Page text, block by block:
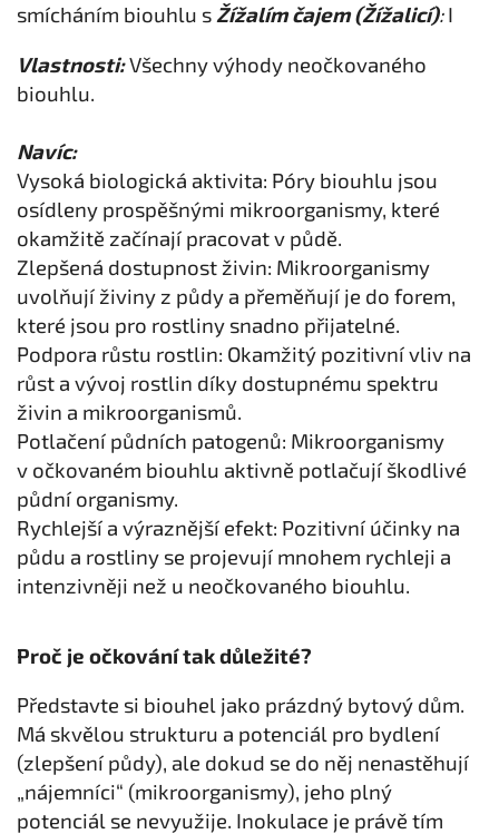
smícháním biouhlu s Žížalím čajem (Žížalicí):I
Vlastnosti:Všechny výhody neočkovaného
biouhlu.
Navíc:
Vysoká biologická aktivita: Póry biouhlu jsou
osídleny prospěšnými mikroorganismy, které
okamžitě začínají pracovat v půdě.
Zlepšená dostupnost živin: Mikroorganismy
uvolňují živiny z půdy a přeměňují je do forem,
které jsou pro rostliny snadno přijatelné.
Podpora růstu rostlin: Okamžitý pozitivní vliv na
růst a vývoj rostlin díky dostupnému spektru
živin a mikroorganismů.
Potlačení půdních patogenů: Mikroorganismy
v očkovaném biouhlu aktivně potlačují škodlivé
půdní organismy.
Rychlejší a výraznější efekt: Pozitivní účinky na
půdu a rostliny se projevují mnohem rychleji a
intenzivněji než u neočkovaného biouhlu.
Proč je očkování tak důležité?
Představte si biouhel jako prázdný bytový dům.
Má skvělou strukturu a potenciál pro bydlení
(zlepšení půdy), ale dokud se do něj nenastěhují
„nájemníci“ (mikroorganismy), jeho plný
potenciál se nevyužije. Inokulace je právě tím